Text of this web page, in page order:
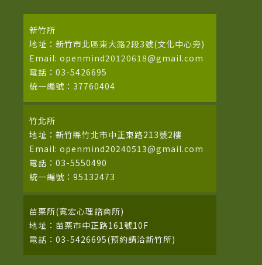
新竹所
地址：新竹市北區東大路2段3號(文化中心旁)
Email: openmind20120618@gmail.com
電話：03-5426695
統一編號：37760404
竹北所
地址：新竹縣竹北市中正東路213號2樓
Email: openmind20240513@gmail.com
電話：03-5550490
統一編號：95132473
苗栗所(寬宏心理諮商所)
地址：苗栗市中正路161號10F
電話：03-5426695(預約請洽新竹所)